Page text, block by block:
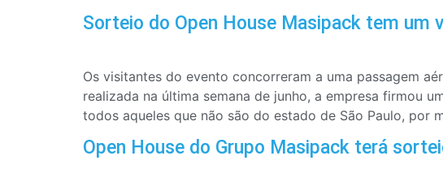
Sorteio do Open House Masipack tem um
Os visitantes do evento concorreram a uma passagem
realizada na última semana de junho, a empresa firmou
todos aqueles que não são do estado de São Paulo, por
Open House do Grupo Masipack terá